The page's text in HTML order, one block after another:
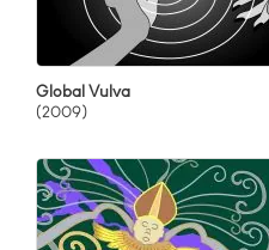
Global Vulva
(2009)